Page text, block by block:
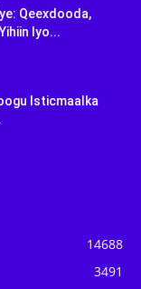
Qeexdooda,
Iyo...
Isticmaalka
14688
3491